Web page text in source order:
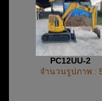
PC12UU-2
จำนวนรูปภาพ :